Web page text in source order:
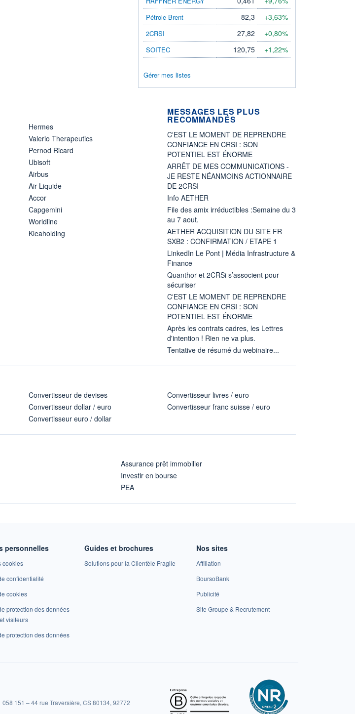
Pétrole Brent 82,3 +3,63%
2CRSI 27,82 +0,80%
SOITEC 120,75 +1,22%
Gérer mes listes
Hermes
Valerio Therapeutics
Pernod Ricard
Ubisoft
Airbus
Air Liquide
Accor
Capgemini
Worldline
Kleaholding
MESSAGES LES PLUS
RECOMMANDÉS
C'EST LE MOMENT DE REPRENDRE
CONFIANCE EN CRSI : SON
POTENTIEL EST ÉNORME
ARRÊT DE MES COMMUNICATIONS -
JE RESTE NÉANMOINS ACTIONNAIRE
DE 2CRSI
Info AETHER
File des amix irréductibles :Semaine du 3
au 7 aout.
AETHER ACQUISITION DU SITE FR
SXB2 : CONFIRMATION / ETAPE 1
LinkedIn Le Pont | Média Infrastructure &
Finance
Quanthor et 2CRSi s’associent pour
sécuriser
C'EST LE MOMENT DE REPRENDRE
CONFIANCE EN CRSI : SON
POTENTIEL EST ÉNORME
Après les contrats cadres, les Lettres
d'intention ! Rien ne va plus.
Tentative de résumé du webinaire...
Convertisseur de devises
Convertisseur dollar / euro
Convertisseur euro / dollar
Convertisseur livres / euro
Convertisseur franc suisse / euro
Assurance prêt immobilier
Investir en bourse
PEA
personnelles
cookies
confidentialité
cookies
protection des données
visiteurs
protection des données
Guides et brochures
Solutions pour la Clientèle Fragile
Nos sites
Affiliation
BoursoBank
Publicité
Site Groupe & Recrutement
151 – 44 rue Traversière, CS 80134, 92772